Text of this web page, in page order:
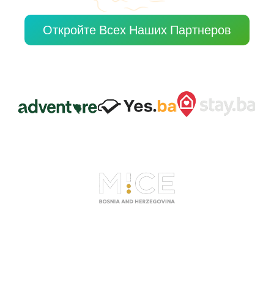
Откройте Всех Наших Партнеров